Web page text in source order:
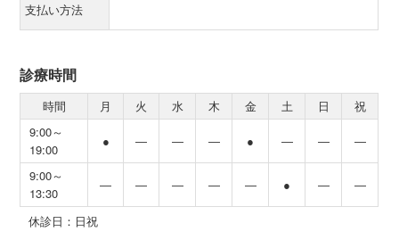
支払い方法
診療時間
時間 月 火 水 木 金 土 日
祝
9:00～
19:00
● ― ― ― ● ― ― ―
9:00～
13:30
― ― ― ― ― ● ― ―
休診日：日祝